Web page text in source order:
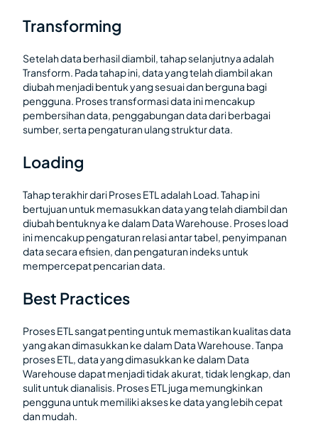
Transforming
Setelah data berhasil diambil, tahap selanjutnya adalah
Transform. Pada tahap ini, data yang telah diambil akan
diubah menjadi bentuk yang sesuai dan berguna bagi
pengguna. Proses transformasi data ini mencakup
pembersihan data, penggabungan data dari berbagai
sumber, serta pengaturan ulang struktur data.
Loading
Tahap terakhir dari Proses ETL adalah Load. Tahap ini
bertujuan untuk memasukkan data yang telah diambil dan
diubah bentuknya ke dalam Data Warehouse. Proses load
ini mencakup pengaturan relasi antar tabel, penyimpanan
data secara efisien, dan pengaturan indeks untuk
mempercepat pencarian data.
Best Practices
Proses ETL sangat penting untuk memastikan kualitas data
yang akan dimasukkan ke dalam Data Warehouse. Tanpa
proses ETL, data yang dimasukkan ke dalam Data
Warehouse dapat menjadi tidak akurat, tidak lengkap, dan
sulit untuk dianalisis. Proses ETL juga memungkinkan
pengguna untuk memiliki akses ke data yang lebih cepat
dan mudah.